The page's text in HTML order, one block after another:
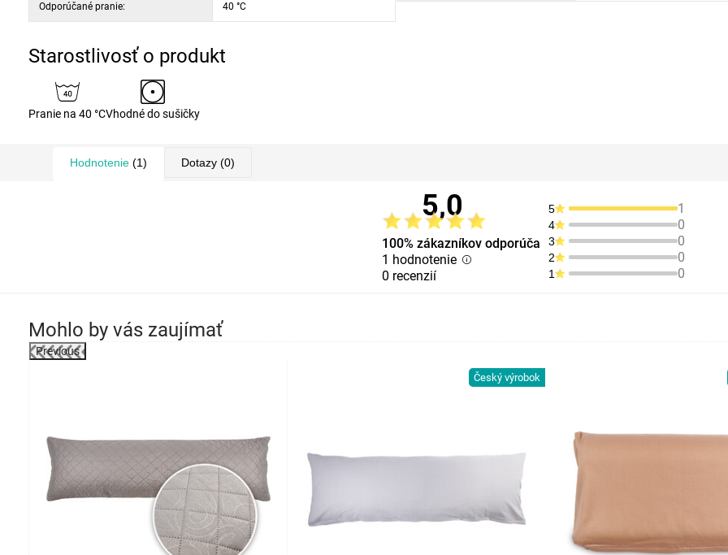
Odporúčané pranie: 40 °C
Starostlivosť o produkt
Pranie na 40 °CVhodné do sušičky
Hodnotenie (1) Dotazy (0)
5,0
100% zákazníkov odporúča
1 hodnotenie
0 recenzií
5 1
4 0
3 0
2 0
1 0
Mohlo by vás zaujímať
Previous
Český výrobok